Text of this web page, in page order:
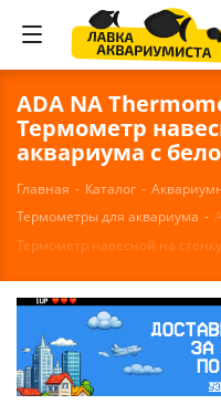
ADA NA
Термометр
аквариума с
Главная - Каталог -
Термометры для аквариума -
Термометр навесной на